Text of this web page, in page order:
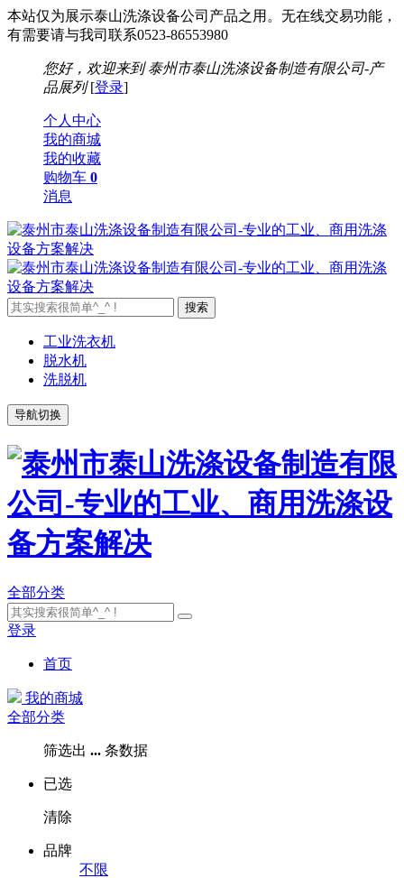
本站仅为展示泰山洗涤设备公司产品之用。无在线交易功能，
有需要请与我司联系0523-86553980
您好，欢迎来到 泰州市泰山洗涤设备制造有限公司-产
品展列[登录]
个人中心
我的商城
我的收藏
购物车 0
消息
工业洗衣机
脱水机
洗脱机
导航切换
全部分类
登录
首页
我的商城
全部分类
筛选出 ... 条数据
已选
清除
品牌
不限